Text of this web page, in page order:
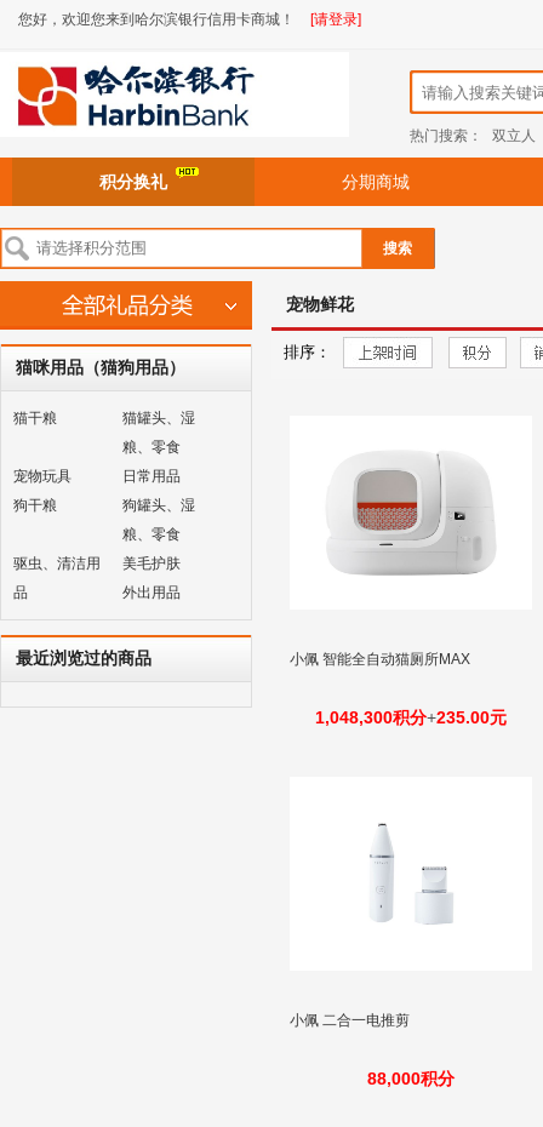
您好，欢迎您来到哈尔滨银行信用卡商城！ [请登录]
热门搜索： 双立人
积分换礼 分期商城
搜索
猫咪用品（猫狗用品）
猫干粮
猫罐头、湿
粮、零食
宠物玩具
日常用品
狗干粮
狗罐头、湿
粮、零食
驱虫、清洁用
品
美毛护肤
外出用品
最近浏览过的商品
宠物鲜花
排序：
小佩 智能全自动猫厕所MAX
1,048,300积分+235.00元
小佩 二合一电推剪
88,000积分